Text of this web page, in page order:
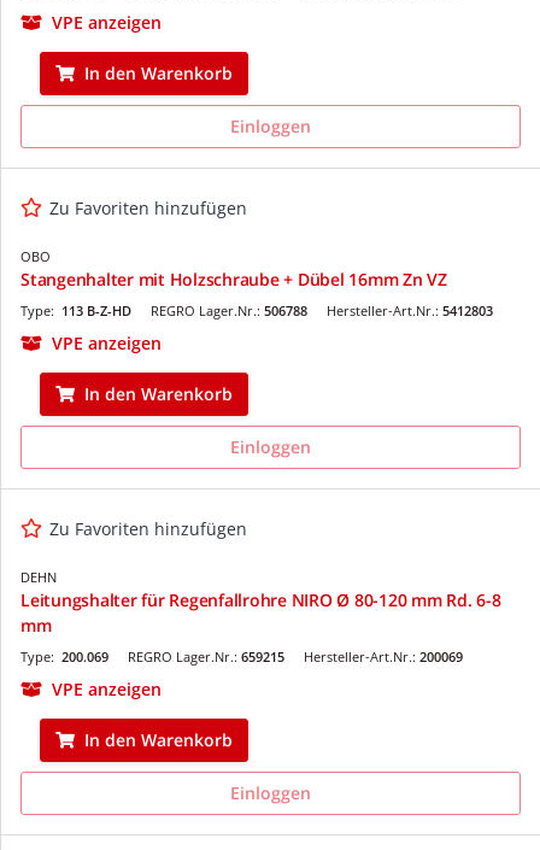
VPE anzeigen
In den Warenkorb
Einloggen
Zu Favoriten hinzufügen
OBO
Stangenhalter mit Holzschraube + Dübel 16mm Zn VZ
REGRO Lager.Nr.: 506788
Type: 113 B-Z-HD Hersteller-Art.Nr.: 5412803
VPE anzeigen
In den Warenkorb
Einloggen
Zu Favoriten hinzufügen
DEHN
Leitungshalter für Regenfallrohre NIRO Ø 80-120 mm Rd. 6-8
mm
REGRO Lager.Nr.: 659215
Type: 200.069 Hersteller-Art.Nr.: 200069
VPE anzeigen
In den Warenkorb
Einloggen